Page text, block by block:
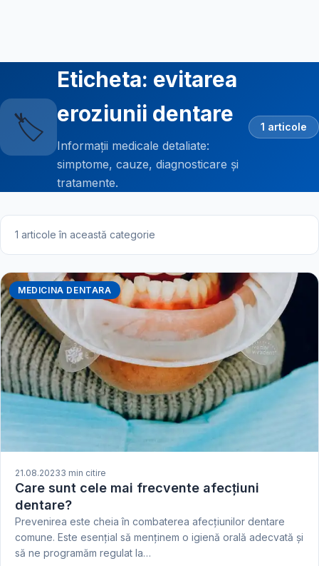
🏷️
Eticheta: evitarea
eroziunii dentare
Informații medicale detaliate:
simptome, cauze, diagnosticare și
tratamente.
1 articole
1 articole în această categorie
MEDICINA DENTARA
21.08.20233 min citire
Care sunt cele mai frecvente afecțiuni
dentare?
Prevenirea este cheia în combaterea afecțiunilor dentare
comune. Este esențial să menținem o igienă orală adecvată și
să ne programăm regulat la…